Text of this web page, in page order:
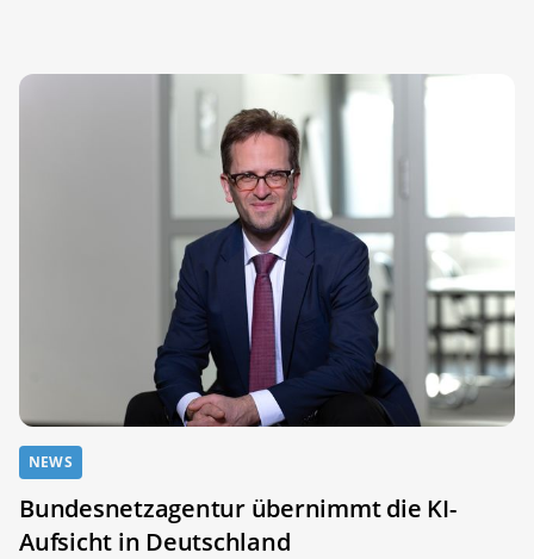
NEWS
Bundesnetzagentur übernimmt die KI-
Aufsicht in Deutschland